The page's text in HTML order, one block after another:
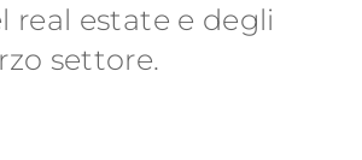
real estate e degli
settore.